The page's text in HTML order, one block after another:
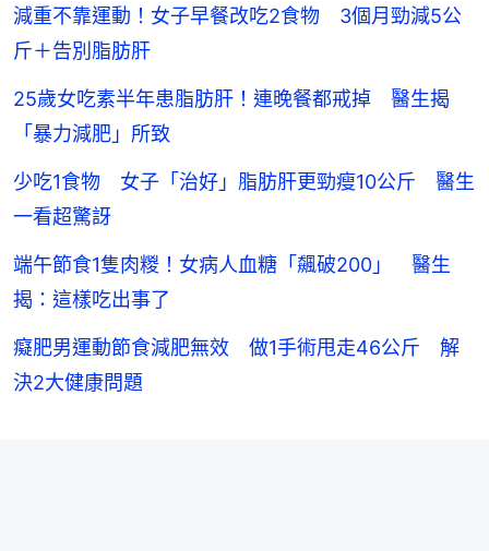
減重不靠運動！女子早餐改吃2食物 3個月勁減5公
斤＋告別脂肪肝
25歲女吃素半年患脂肪肝！連晚餐都戒掉 醫生揭
「暴力減肥」所致
少吃1食物 女子「治好」脂肪肝更勁瘦10公斤 醫生
一看超驚訝
端午節食1隻肉糉！女病人血糖「飆破200」 醫生
揭：這樣吃出事了
癡肥男運動節食減肥無效 做1手術甩走46公斤 解
決2大健康問題